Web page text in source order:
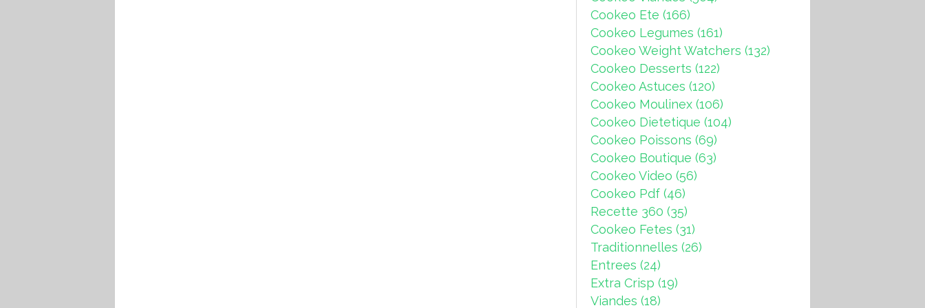
Cookeo Ete (166)
Cookeo Legumes (161)
Cookeo Weight Watchers (132)
Cookeo Desserts (122)
Cookeo Astuces (120)
Cookeo Moulinex (106)
Cookeo Dietetique (104)
Cookeo Poissons (69)
Cookeo Boutique (63)
Cookeo Video (56)
Cookeo Pdf (46)
Recette 360 (35)
Cookeo Fetes (31)
Traditionnelles (26)
Entrees (24)
Extra Crisp (19)
Viandes (18)